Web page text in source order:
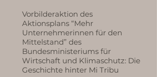
Vorbilderaktion des
Aktionsplans “Mehr
Unternehmerinnen für den
Mittelstand” des
Bundesministeriums für
Wirtschaft und Klimaschutz: Die
Geschichte hinter Mi Tribu